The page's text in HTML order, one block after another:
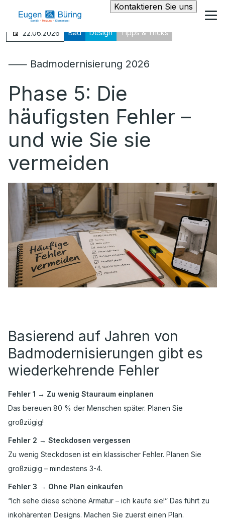
Kontaktieren Sie uns
22.06.2026 Bad Design Tipps & Tricks
⸺ Badmodernisierung 2026
Phase 5: Die
häufigsten Fehler –
und wie Sie sie
vermeiden
Basierend auf Jahren von
Badmodernisierungen gibt es
wiederkehrende Fehler
Fehler 1 → Zu wenig Stauraum einplanen
Das bereuen 80 % der Menschen später. Planen Sie
großzügig!
Fehler 2 → Steckdosen vergessen
Zu wenig Steckdosen ist ein klassischer Fehler. Planen Sie
großzügig – mindestens 3-4.
Fehler 3 → Ohne Plan einkaufen
“Ich sehe diese schöne Armatur – ich kaufe sie!” Das führt zu
inkohärenten Designs. Machen Sie zuerst einen Plan.